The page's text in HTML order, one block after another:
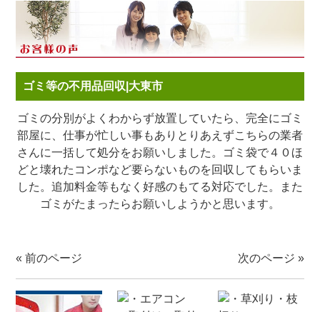
ゴミ等の不用品回収|大東市
ゴミの分別がよくわからず放置していたら、完全にゴミ
部屋に、仕事が忙しい事もありとりあえずこちらの業者
さんに一括して処分をお願いしました。ゴミ袋で４０ほ
どと壊れたコンポなど要らないものを回収してもらいま
した。追加料金等もなく好感のもてる対応でした。また
ゴミがたまったらお願いしようかと思います。
«前のページ 次のページ »